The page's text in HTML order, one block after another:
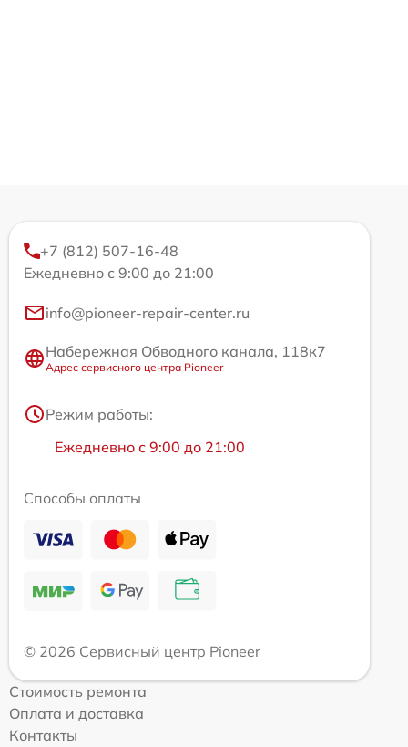
+7 (812) 507-16-48
Ежедневно с 9:00 до 21:00
info@pioneer-repair-center.ru
Набережная Обводного канала, 118к7
Адрес сервисного центра Pioneer
Режим работы:
Ежедневно с 9:00 до 21:00
Способы оплаты
© 2026 Сервисный центр Pioneer
Стоимость ремонта
Оплата и доставка
Контакты